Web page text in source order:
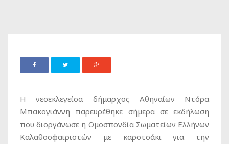
Η νεοεκλεγείσα δήμαρχος Αθηναίων Ντόρα
Μπακογιάννη παρευρέθηκε σήμερα σε εκδήλωση
που διοργάνωσε η Ομοσπονδία Σωματείων Ελλήνων
Καλαθοσφαιριστών με καροτσάκι για την